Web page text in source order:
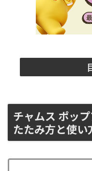
チャムス ポッ
たたみ方と使